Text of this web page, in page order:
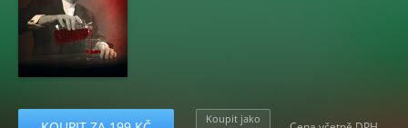
Koupit jako